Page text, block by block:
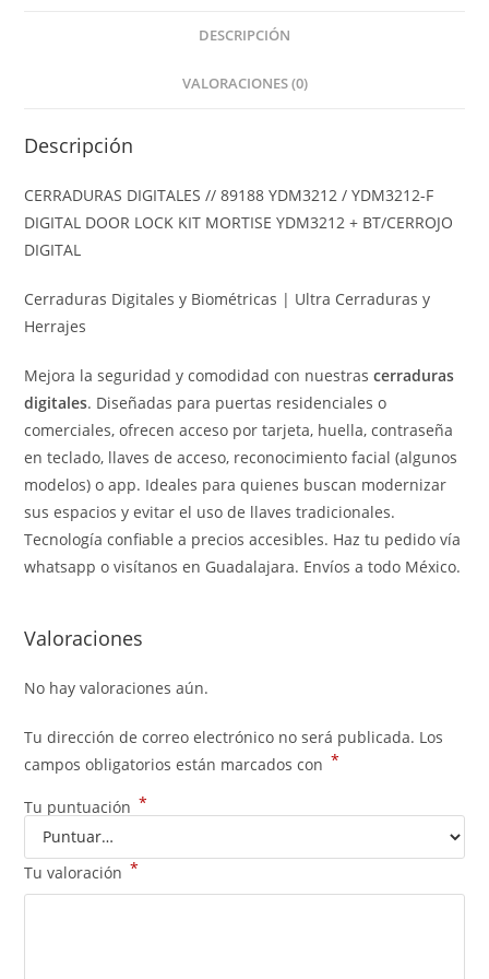
DESCRIPCIÓN
VALORACIONES (0)
Descripción
CERRADURAS DIGITALES // 89188 YDM3212 / YDM3212-F
DIGITAL DOOR LOCK KIT MORTISE YDM3212 + BT/CERROJO
DIGITAL
Cerraduras Digitales y Biométricas | Ultra Cerraduras y
Herrajes
Mejora la seguridad y comodidad con nuestrascerraduras
digitales. Diseñadas para puertas residenciales o
comerciales, ofrecen acceso por tarjeta, huella, contraseña
en teclado, llaves de acceso, reconocimiento facial (algunos
modelos) o app. Ideales para quienes buscan modernizar
sus espacios y evitar el uso de llaves tradicionales.
Tecnología confiable a precios accesibles. Haz tu pedido vía
whatsapp o visítanos en Guadalajara. Envíos a todo México.
Valoraciones
No hay valoraciones aún.
Tu dirección de correo electrónico no será publicada. Los
campos obligatorios están marcados con *
Tu puntuación *
Tu valoración *